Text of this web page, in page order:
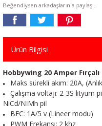
Beğendiysen arkadaşlarınla paylaş...
Ürün Bilgisi
Hobbywing 20 Amper Fırçalı
Maks sürekli akım: 20A,
Çalışma voltajı: 2-3S lityum
NiCd/NIMh pil
BEC: 1A/5 v (Lineer modu)
PWM Frekansı: 2 khz